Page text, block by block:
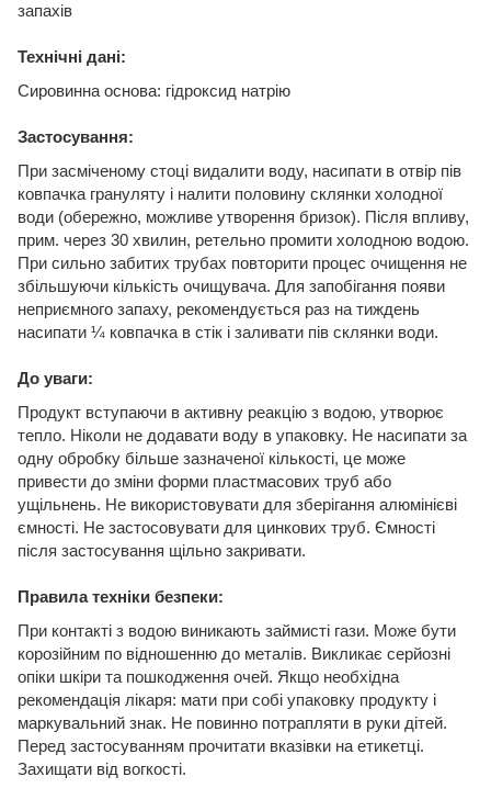
запахів
Технічні дані:
Сировинна основа: гідроксид натрію
Застосування:
При засміченому стоці видалити воду, насипати в отвір пів
ковпачка грануляту і налити половину склянки холодної
води (обережно, можливе утворення бризок). Після впливу,
прим. через 30 хвилин, ретельно промити холодною водою.
При сильно забитих трубах повторити процес очищення не
збільшуючи кількість очищувача. Для запобігання появи
неприємного запаху, рекомендується раз на тиждень
насипати ¼ ковпачка в стік і заливати пів склянки води.
До уваги:
Продукт вступаючи в активну реакцію з водою, утворює
тепло. Ніколи не додавати воду в упаковку. Не насипати за
одну обробку більше зазначеної кількості, це може
привести до зміни форми пластмасових труб або
ущільнень. Не використовувати для зберігання алюмінієві
ємності. Не застосовувати для цинкових труб. Ємності
після застосування щільно закривати.
Правила техніки безпеки:
При контакті з водою виникають займисті гази. Може бути
корозійним по відношенню до металів. Викликає серйозні
опіки шкіри та пошкодження очей. Якщо необхідна
рекомендація лікаря: мати при собі упаковку продукту і
маркувальний знак. Не повинно потрапляти в руки дітей.
Перед застосуванням прочитати вказівки на етикетці.
Захищати від вогкості.